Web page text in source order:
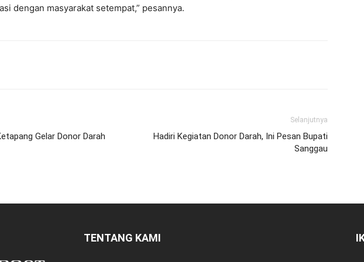
dengan masyarakat setempat,” pesannya.
Gelar Donor Darah
Selanjutnya
Hadiri Kegiatan Donor Darah, Ini Pesan Bupati
Sanggau
TENTANG KAMI